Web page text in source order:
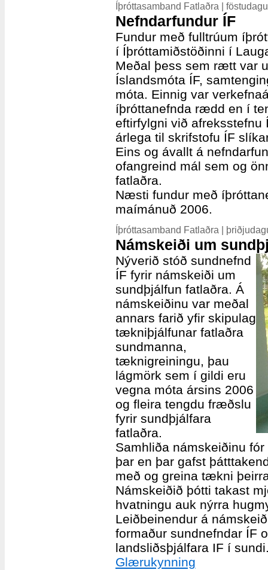
Íþróttasamband Fatlaðra |
Nefndarfundur ÍF
Fundur með fulltrúum
í Íþróttamiðstöðinni í
Meðal þess sem rætt var
Íslandsmóta ÍF,
móta. Einnig var
íþróttanefnda rædd en í
eftirfylgni við afreksstefnu
árlega til skrifstofu ÍF
Eins og ávallt á
ofangreind mál sem og
fatlaðra.
Næsti fundur með
maímánuð 2006.
Íþróttasamband Fatlaðra |
Námskeiði um
Nýverið stóð sundnefnd
ÍF fyrir námskeiði um
sundþjálfun fatlaðra. Á
námskeiðinu var meðal
annars farið yfir skipulag
tækniþjálfunar fatlaðra
sundmanna,
tæknigreiningu, þau
lágmörk sem í gildi eru
vegna móta ársins 2006
og fleira tengdu fræðslu
fyrir sundþjálfara
fatlaðra.
Samhliða námskeiðinu
þar en þar gafst
með og greina tækni
Námskeiðið þótti takast
hvatningu auk nýrra
Leiðbeinendur á
formaður sundnefndar ÍF
landsliðsþjálfara IF í
Glærukynning